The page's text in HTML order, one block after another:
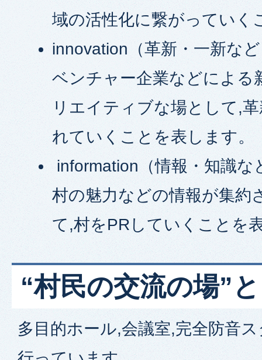
域の活性化に繋がっていく
innovation （革新・一新な
ベンチャー企業などによる
リエイティブな場として,
れていくことを表します。
information （情報・知識な
村の魅力などの情報が集約
て,村をPRしていくことを
“村民の交流の場”
多目的ホール,会議室,完全防音